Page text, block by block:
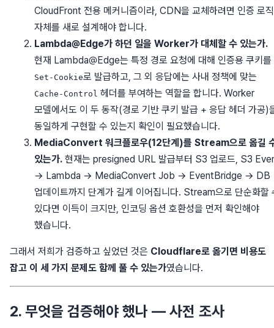
CloudFront 전용 메커니즘이라, CDN을 교체하려면 인증 로직
자체를 새로 설계해야 합니다.
Lambda@Edge가 하던 일을 Worker가 대체할 수 있는가.
현재 Lambda@Edge는 특정 경로 요청에 대해 인증용 쿠키를
Set-Cookie로 발급하고, 그 외 응답에는 사내 정책에 맞는
Cache-Control 헤더를 부여하는 역할을 합니다. Worker
모델에서도 이 두 동작(경로 기반 쿠키 발급 + 응답 헤더 가공)
동일하게 구현할 수 있는지 확인이 필요했습니다.
MediaConvert 워크플로우(12단계)를 Stream으로 옮길
있는가. 현재는 presigned URL 발급부터 S3 업로드, S3
→ Lambda → MediaConvert Job → EventBridge → DB
업데이트까지 단계가 길게 이어집니다. Stream으로 단순화할
있다면 이득이 크지만, 인코딩 옵션 호환성을 먼저 확인해야
했습니다.
그래서 저희가 검증하고 싶었던 것은 Cloudflare로 옮기면 비용도
잡고 이 세 가지 문제도 함께 풀 수 있는가였습니다.
2. 무엇을 검증해야 했나 — 사전 조사